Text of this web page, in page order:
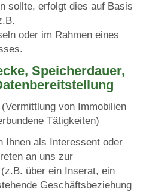
sollte, erfolgt dies auf Basis
oder im Rahmen eines
Speicherdauer,
von Immobilien
Tätigkeiten)
Ihnen als Interessent oder
an uns zur
über ein Inserat, ein
Geschäftsbeziehung